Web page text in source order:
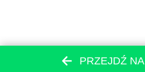
PRZEJDŹ NA